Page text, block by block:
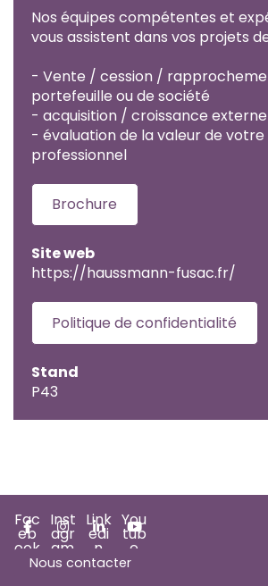
Nos équipes compétentes et
vous assistent dans vos projets
- Vente / cession /
portefeuille ou de société
- acquisition / croissance externe
- évaluation de la valeur de
professionnel
Brochure
Site web
https://haussmann-fusac.fr/
Politique de confidentialité
Stand
P43
Fac
eb
ook
Inst
agr
am
Link
edi
n
You
tub
e
Nous contacter